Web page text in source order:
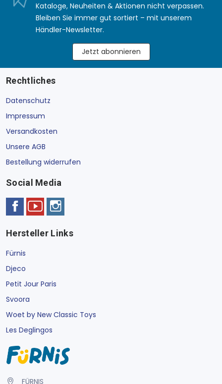
Kataloge, Neuheiten & Aktionen nicht verpassen.
Bleiben Sie immer gut sortiert – mit unserem
Händler-Newsletter.
Jetzt abonnieren
Rechtliches
Datenschutz
Impressum
Versandkosten
Unsere AGB
Bestellung widerrufen
Social Media
Hersteller Links
Fürnis
Djeco
Petit Jour Paris
Svoora
Woet by New Classic Toys
Les Deglingos
FÜRNIS